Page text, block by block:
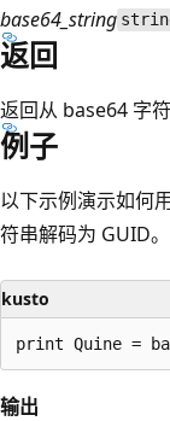
base64_string
返回
返回从 base64 字
例子
以下示例演示如何
符串解码为 GUID。
kusto
输出